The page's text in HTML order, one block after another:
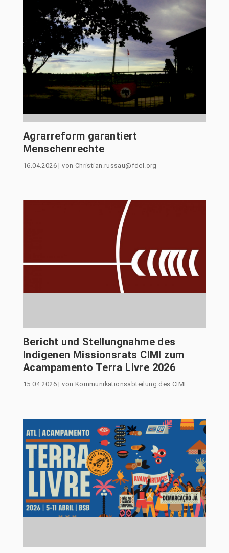
Agrarreform garantiert
Menschenrechte
16.04.2026|von Christian.russau@fdcl.org
Bericht und Stellungnahme des
Indigenen Missionsrats CIMI zum
Acampamento Terra Livre 2026
15.04.2026|von Kommunikationsabteilung des CIMI